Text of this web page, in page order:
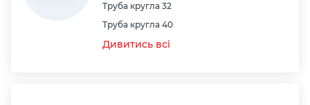
Труба кругла 32
Труба кругла 40
Дивитись всі